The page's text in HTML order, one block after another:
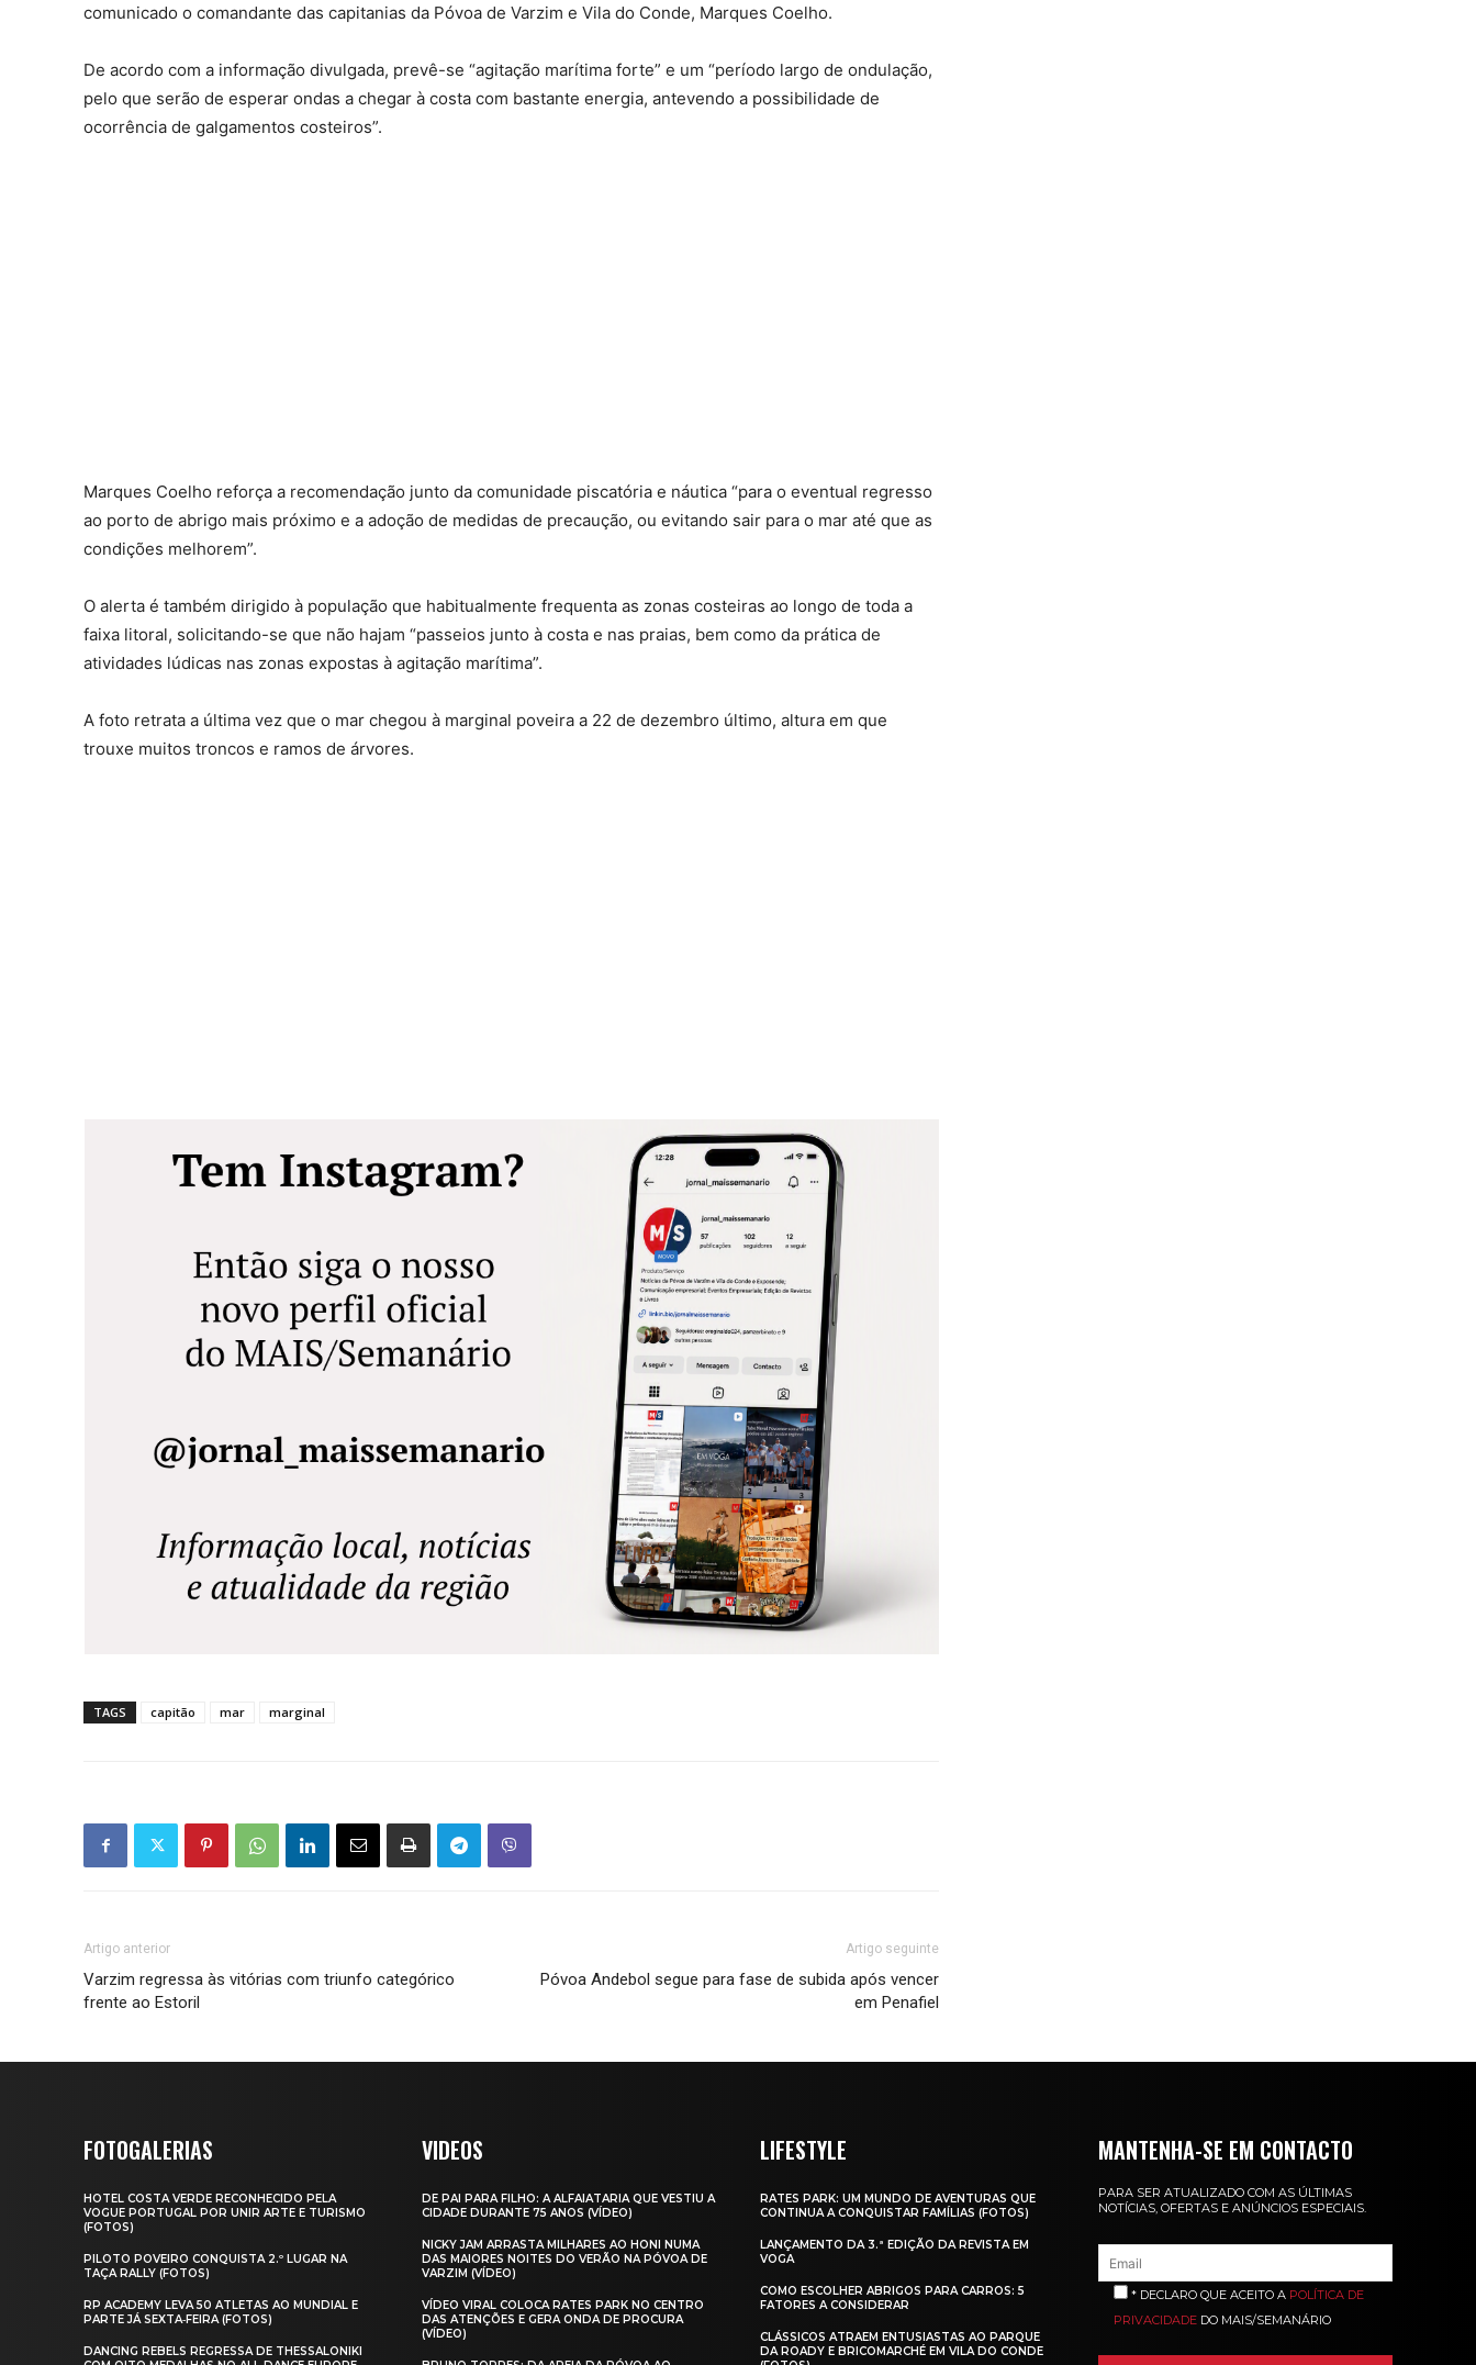
comunicado o comandante das capitanias da Póvoa de Varzim e Vila do Conde, Marques Coelho.
De acordo com a informação divulgada, prevê-se “agitação marítima forte” e um “período largo de ondulação,
pelo que serão de esperar ondas a chegar à costa com bastante energia, antevendo a possibilidade de
ocorrência de galgamentos costeiros”.
Marques Coelho reforça a recomendação junto da comunidade piscatória e náutica “para o eventual regresso
ao porto de abrigo mais próximo e a adoção de medidas de precaução, ou evitando sair para o mar até que as
condições melhorem”.
O alerta é também dirigido à população que habitualmente frequenta as zonas costeiras ao longo de toda a
faixa litoral, solicitando-se que não hajam “passeios junto à costa e nas praias, bem como da prática de
atividades lúdicas nas zonas expostas à agitação marítima”.
A foto retrata a última vez que o mar chegou à marginal poveira a 22 de dezembro último, altura em que
trouxe muitos troncos e ramos de árvores.
TAGS capitão mar marginal
Artigo anterior
Varzim regressa às vitórias com triunfo categórico
frente ao Estoril
Artigo seguinte
Póvoa Andebol segue para fase de subida após vencer
em Penafiel
FOTOGALERIAS
HOTEL COSTA VERDE RECONHECIDO PELA
VOGUE PORTUGAL POR UNIR ARTE E TURISMO
(FOTOS)
PILOTO POVEIRO CONQUISTA 2.º LUGAR NA
TAÇA RALLY (FOTOS)
RP ACADEMY LEVA 50 ATLETAS AO MUNDIAL E
PARTE JÁ SEXTA‑FEIRA (FOTOS)
DANCING REBELS REGRESSA DE THESSALONIKI
VIDEOS
DE PAI PARA FILHO: A ALFAIATARIA QUE VESTIU A
CIDADE DURANTE 75 ANOS (VÍDEO)
NICKY JAM ARRASTA MILHARES AO HONI NUMA
DAS MAIORES NOITES DO VERÃO NA PÓVOA DE
VARZIM (VÍDEO)
VÍDEO VIRAL COLOCA RATES PARK NO CENTRO
DAS ATENÇÕES E GERA ONDA DE PROCURA
(VÍDEO)
LIFESTYLE
RATES PARK: UM MUNDO DE AVENTURAS QUE
CONTINUA A CONQUISTAR FAMÍLIAS (FOTOS)
LANÇAMENTO DA 3.ª EDIÇÃO DA REVISTA EM
VOGA
COMO ESCOLHER ABRIGOS PARA CARROS: 5
FATORES A CONSIDERAR
CLÁSSICOS ATRAEM ENTUSIASTAS AO PARQUE
DA ROADY E BRICOMARCHÉ EM VILA DO CONDE
MANTENHA-SE EM CONTACTO
PARA SER ATUALIZADO COM AS ÚLTIMAS
NOTÍCIAS, OFERTAS E ANÚNCIOS ESPECIAIS.
* DECLARO QUE ACEITO A POLÍTICA DE
PRIVACIDADE DO MAIS/SEMANÁRIO